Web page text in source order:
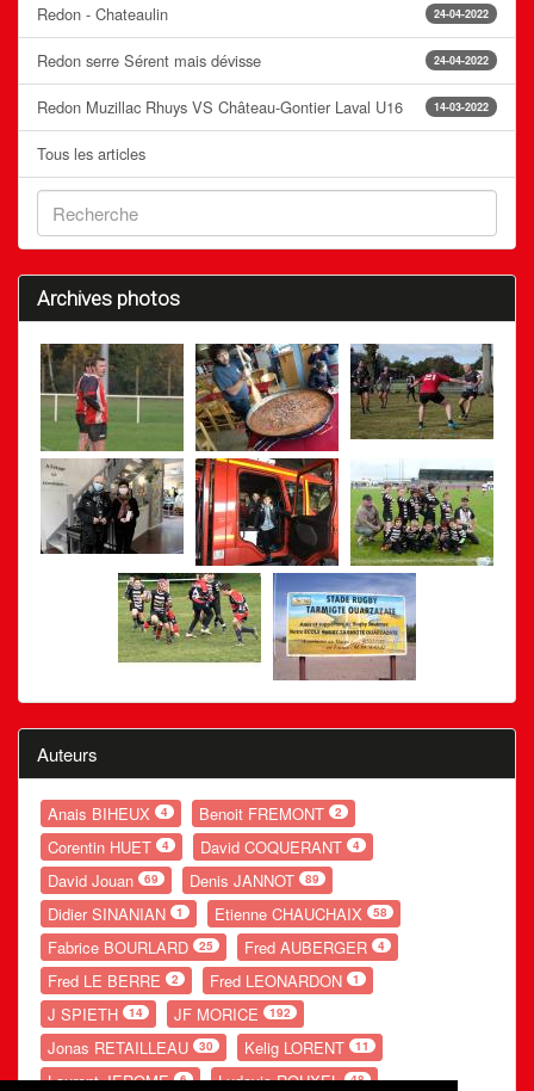
24-04-2022
Redon - Chateaulin
24-04-2022
Redon serre Sérent mais dévisse
14-03-2022
Redon Muzillac Rhuys VS Château-Gontier Laval U16
Tous les articles
Archives photos
Auteurs
Anais BIHEUX 4 Benoit FREMONT 2
Corentin HUET 4 David COQUERANT 4
David Jouan 69 Denis JANNOT 89
Didier SINANIAN 1 Etienne CHAUCHAIX 58
Fabrice BOURLARD 25 Fred AUBERGER 4
Fred LE BERRE 2 Fred LEONARDON 1
J SPIETH 14 JF MORICE 192
Jonas RETAILLEAU 30 Kelig LORENT 11
Laurent JEROME 6 Ludovic ROUXEL 48